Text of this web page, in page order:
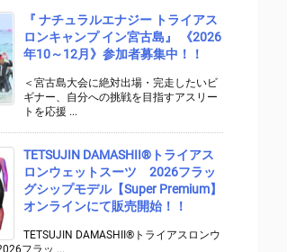
『 ナチュラルエナジー トライアス
ロンキャンプ イン宮古島』 《2026
年10～12月》参加者募集中！！
＜宮古島大会に絶対出場・完走したいビ
ギナー、自分への挑戦を目指すアスリー
トを応援 ...
TETSUJIN DAMASHII®︎トライアス
ロンウェットスーツ 2026フラッ
グシップモデル【Super Premium】
オンラインにて販売開始！！
TETSUJIN DAMASHII®トライアスロンウ